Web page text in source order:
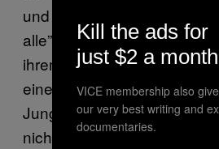
und Fans des Songs. “Die
alle”, sagt er gegenüber
ihrem politischen Stil
einen persönlichen Angriff
Jungen SVP fragen uns, ob
nicht besser auch auf die
Kill the ads for
just $2 a month
VICE membership also
our very best writing and
documentaries.